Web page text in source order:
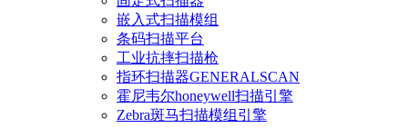
嵌入式扫描模组
条码扫描平台
工业抗摔扫描枪
指环扫描器GENERALSCAN
霍尼韦尔honeywell扫描引擎
Zebra斑马扫描模组引擎